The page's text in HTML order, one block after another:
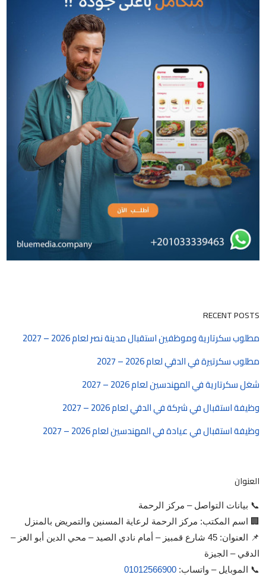
RECENT POSTS
مطلوب سكرتارية وموظفين استقبال مدينة نصر لعام 2026 – 2027
مطلوب سكرتيرة في الدقي لعام 2026 – 2027
شغل سكرتارية في المهندسين لعام 2026 – 2027
وظيفة استقبال في شركة في الدقي لعام 2026 – 2027
وظيفة استقبال في عيادة في المهندسين لعام 2026 – 2027
العنوان
📞 بيانات التواصل – مركز الرحمة
🏢 اسم المكتب: مركز الرحمة لرعاية المسنين والتمريض بالمنزل
📌 العنوان: 45 شارع قمبيز – أمام نادي الصيد – محي الدين أبو العز –
الدقي – الجيزة
📞 الموبايل – واتساب:01012566900